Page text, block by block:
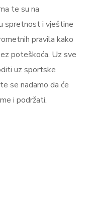
te su na
spretnost i vještine
pravila kako
poteškoća. Uz sve
uz sportske
se nadamo da će
i podržati.